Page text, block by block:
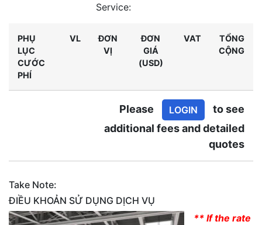
Service:
PHỤ
LỤC
CƯỚC
PHÍ
VL
ĐƠN
VỊ
ĐƠN
GIÁ
(USD)
VAT
TỔNG
CỘNG
Please LOGIN
to see
additional fees and detailed
quotes
Take Note:
ĐIỀU KHOẢN SỬ DỤNG DỊCH VỤ
** If the rate